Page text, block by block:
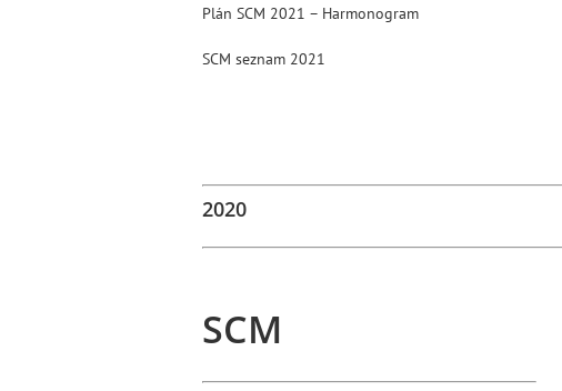
Plán SCM 2021 – Harmonogram
SCM seznam 2021
2020
SCM